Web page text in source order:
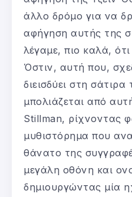
άλλο δρόμο για να
αφήγηση αυτής της
λέγαμε, πιο καλά,
Όστιν, αυτή που,
διεισδύει στη σάτιρα
μπολιάζεται από
Stillman, ρίχνοντας
μυθιστόρημα που
θάνατο της
μεγάλη οθόνη και
δημιουργώντας μία